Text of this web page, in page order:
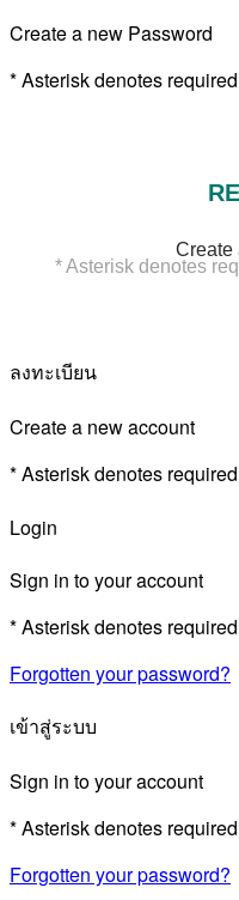
Create a new Password
* Asterisk denotes
Create
* Asterisk denotes
ลงทะเบียน
Create a new account
* Asterisk denotes
Login
Sign in to your account
* Asterisk denotes
Forgotten your password?
เข้าสู่ระบบ
Sign in to your account
* Asterisk denotes
Forgotten your password?